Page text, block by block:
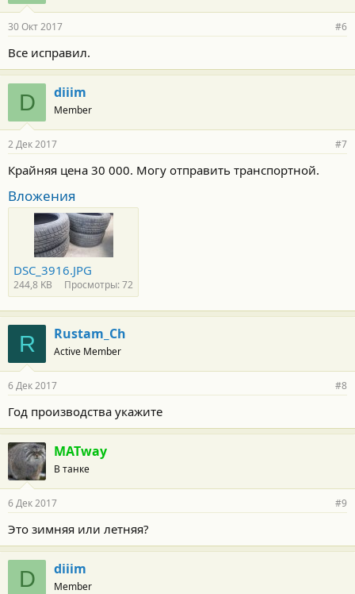
30 Окт 2017 #6
Все исправил.
D diiim
Member
2 Дек 2017 #7
Крайняя цена 30 000. Могу отправить транспортной.
Вложения
DSC_3916.JPG
244,8 KB Просмотры: 72
R Rustam_Ch
Active Member
6 Дек 2017 #8
Год производства укажите
MATway
В танке
6 Дек 2017 #9
Это зимняя или летняя?
D diiim
Member